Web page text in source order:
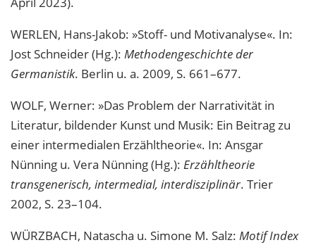
WERLEN, Hans-Jakob: »Stoff- und Motivanalyse«. In:
Jost Schneider (Hg.): Methodengeschichte der
Germanistik. Berlin u. a. 2009, S. 661–677.
WOLF, Werner: »Das Problem der Narrativität in
Literatur, bildender Kunst und Musik: Ein Beitrag zu
einer intermedialen Erzähltheorie«. In: Ansgar
Nünning u. Vera Nünning (Hg.): Erzähltheorie
transgenerisch, intermedial, interdisziplinär. Trier
2002, S. 23–104.
WÜRZBACH, Natascha u. Simone M. Salz: Motif Index